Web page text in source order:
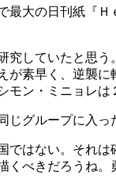
最大の日刊紙『
究していたと思
が素早く、逆襲
モン・ミニョレ
じグループに入
ではない。それ
くべきだろうね。